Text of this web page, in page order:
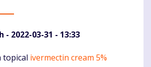
- 2022-03-31 - 13:33
topical ivermectin cream 5%